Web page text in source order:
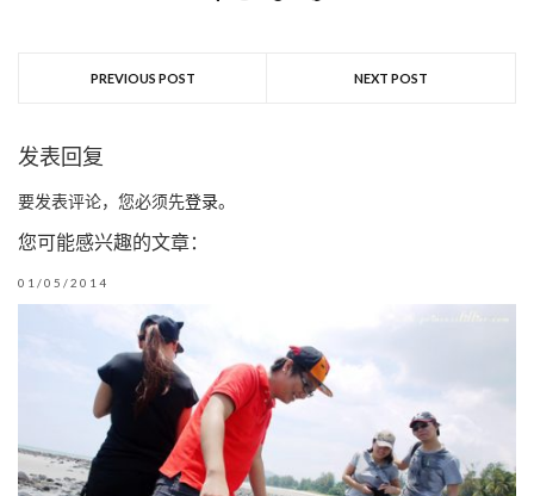
PREVIOUS POST NEXT POST
发表回复
要发表评论，您必须先登录。
您可能感兴趣的文章：
01/05/2014